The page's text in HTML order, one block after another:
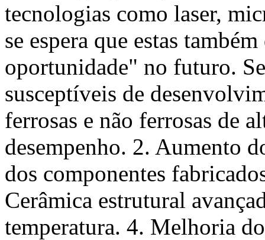
tecnologias como laser,
se espera que estas
oportunidade" no futuro.
susceptíveis de
ferrosas e não ferrosas de
desempenho. 2. Aumento
dos componentes
Cerâmica estrutural
temperatura. 4. Melhoria